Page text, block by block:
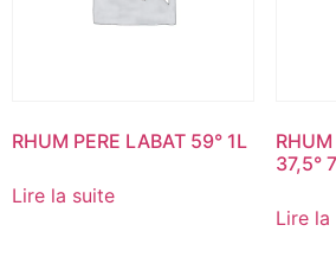
RHUM PERE LABAT 59° 1L
Lire la suite
37,5°
Lire la